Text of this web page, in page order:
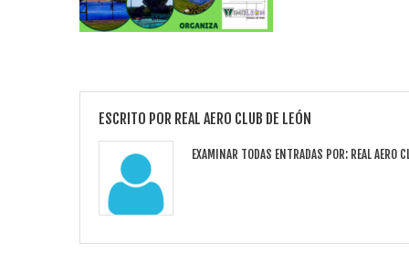
ESCRITO POR REAL AERO CLUB DE LEÓN
EXAMINAR TODAS ENTRADAS POR: REAL AERO